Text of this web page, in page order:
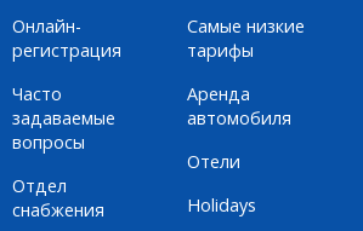
Онлайн-
регистрация
Часто
задаваемые
вопросы
Отдел
снабжения
Самые низкие
тарифы
Аренда
автомобиля
Отели
Holidays